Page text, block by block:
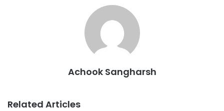
Achook Sangharsh
Related Articles